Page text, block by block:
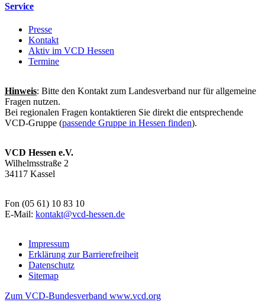
Service
Presse
Kontakt
Aktiv im VCD Hessen
Termine
Hinweis: Bitte den Kontakt zum Landesverband nur für allgemeine
Fragen nutzen.
Bei regionalen Fragen kontaktieren Sie direkt die entsprechende
VCD-Gruppe (passende Gruppe in Hessen finden).
VCD Hessen e.V.
Wilhelmsstraße 2
34117 Kassel
Fon (05 61) 10 83 10
E-Mail: kontakt@vcd-hessen.de
Impressum
Erklärung zur Barrierefreiheit
Datenschutz
Sitemap
Zum VCD-Bundesverband www.vcd.org